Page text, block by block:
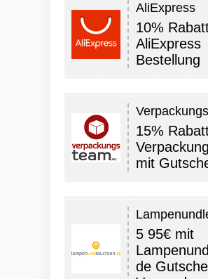
AliExpress
10%
AliExpress
Bestellung
15%
mit
5 95€ mit
de